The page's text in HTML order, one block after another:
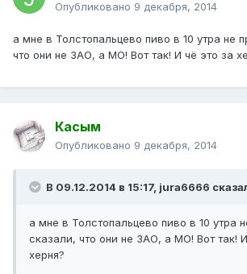
Опубликовано 9 декабря, 2014
а мне в Толстопальцево пиво в 10 утра не
что они не ЗАО, а МО! Вот так! И чё это за
Касым
Опубликовано 9 декабря, 2014
В 09.12.2014 в 15:17, jura6666
а мне в Толстопальцево пиво в 10 утра
сказали, что они не ЗАО, а МО! Вот так!
херня?